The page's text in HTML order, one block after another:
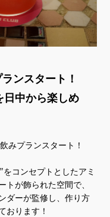
ンスタート！
日中から楽しめ
みプランスタート！
コンセプトとしたアミ
が飾られた空間で、
ダーが監修し、作り方
おります！